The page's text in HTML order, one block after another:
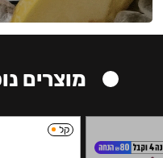
מוצרים
קל